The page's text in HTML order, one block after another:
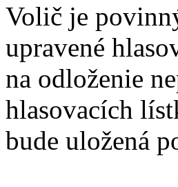
Volič je
upravené
na odloženie
hlasovacích
bude uložená